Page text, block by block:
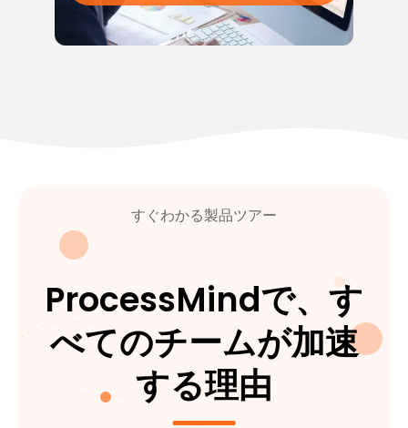
すぐわかる製品ツアー
ProcessMindで、す
べてのチームが加速
する理由